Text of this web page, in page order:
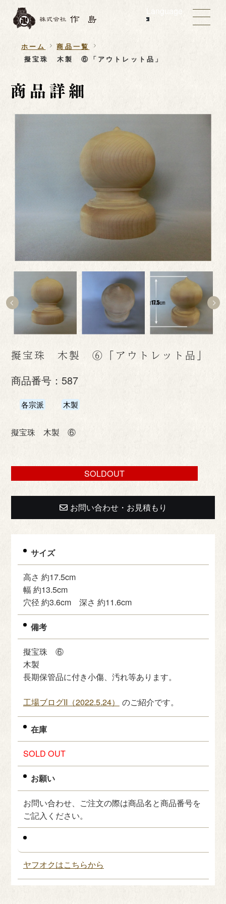
Language
ホーム
商品一覧
擬宝珠 木製 ⑥「アウトレット品」
擬宝珠 木製 ⑥「アウトレット品」
商品番号：587
各宗派 木製
擬宝珠 木製 ⑥
SOLDOUT
お問い合わせ・お見積もり
サイズ
高さ 約17.5cm
幅 約13.5cm
穴径 約3.6cm 深さ 約11.6cm
備考
擬宝珠 ⑥
木製
長期保管品に付き小傷、汚れ等あります。
工場ブログII（2022.5.24） のご紹介です。
在庫
SOLD OUT
お願い
お問い合わせ、ご注文の際は商品名と商品番号を
ご記入ください。
ヤフオクはこちらから